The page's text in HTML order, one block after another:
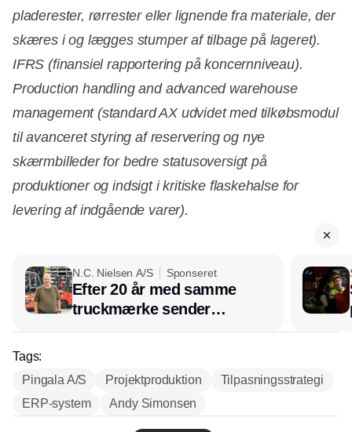
pladerester, rørrester eller lignende fra materiale, der
skæres i og lægges stumper af tilbage på lageret).
IFRS (finansiel rapportering på koncernniveau).
Production handling and advanced warehouse
management (standard AX udvidet med tilkøbsmodul
til avanceret styring af reservering og nye
skærmbilleder for bedre statusoversigt på
produktioner og indsigt i kritiske flaskehalse for
levering af indgående varer).
N.C. Nielsen A/S Sponseret
Efter 20 år med samme
truckmærke sender
lagerchef stafetten videre
Tags:
Pingala A/S
Projektproduktion
Tilpasningsstrategi
ERP-system
Andy Simonsen